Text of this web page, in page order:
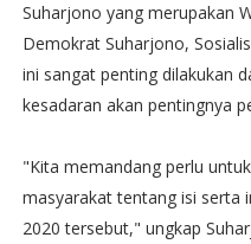
Suharjono yang merupakan
Demokrat Suharjono,
ini sangat penting dilakukan
kesadaran akan pentingnya
"Kita memandang perlu
masyarakat tentang isi serta
2020 tersebut," ungkap